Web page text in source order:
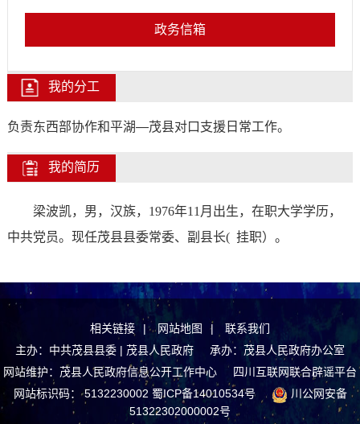
政务信箱
我的分工
负责东西部协作和平湖—茂县对口支援日常工作。
我的简历
梁波凯，男，汉族， 1976年11月出生，在职大学学历，
中共党员。 现任茂县县委常委、副县长( 挂职） 。
相关链接 | 网站地图 |
联系我们
主办：中共茂县县委 | 茂县人民政府 承办：茂县人民政府办公室
网站维护：茂县人民政府信息公开工作中心 四川互联网联合辟谣平台
网站标识码： 5132230002 蜀ICP备14010534号
川公网安备
51322302000002号